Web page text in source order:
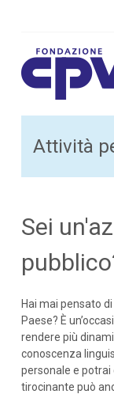
viaggi
Sei
Hai mai pensato
Paese? È
rendere più
conoscenza
personale e
tirocinante può